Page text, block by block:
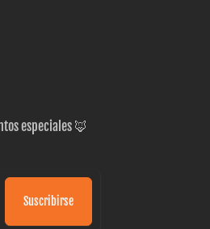
especiales 🦊
Suscribirse